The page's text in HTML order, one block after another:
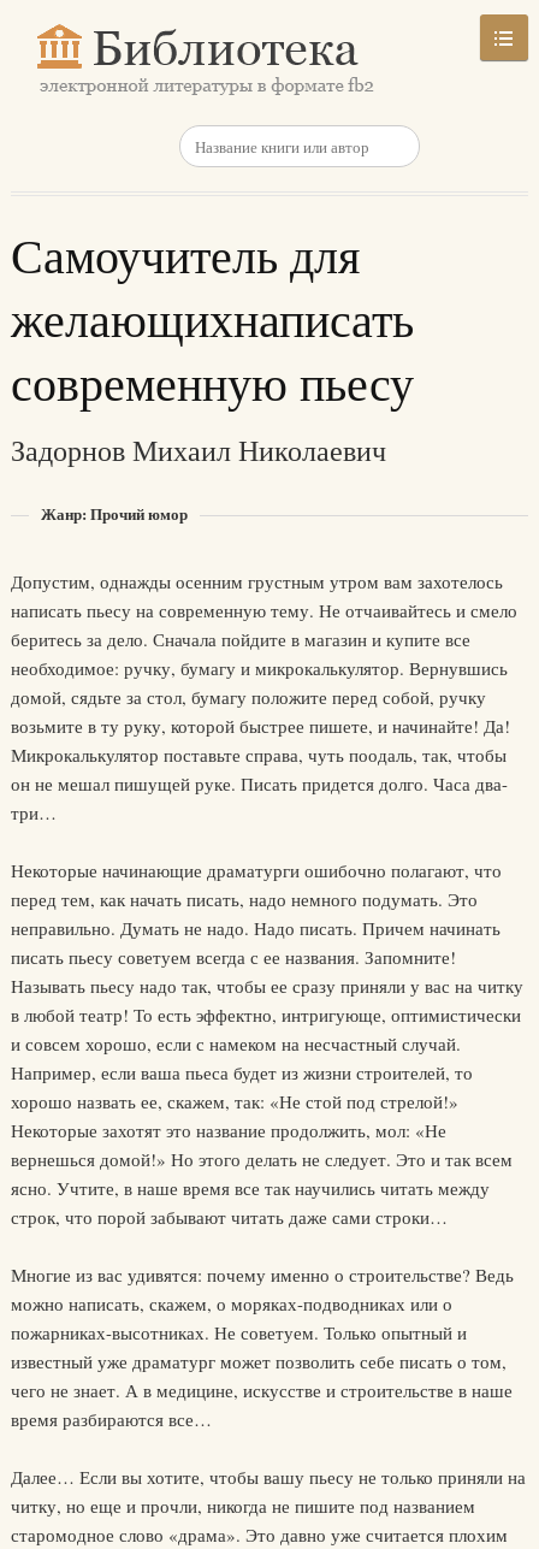
Самоучитель для
желающихнаписать
современную пьесу
Задорнов Михаил Николаевич
Жанр: Прочий юмор
Допустим, однажды осенним грустным утром вам захотелось
написать пьесу на современную тему. Не отчаивайтесь и смело
беритесь за дело. Сначала пойдите в магазин и купите все
необходимое: ручку, бумагу и микрокалькулятор. Вернувшись
домой, сядьте за стол, бумагу положите перед собой, ручку
возьмите в ту руку, которой быстрее пишете, и начинайте! Да!
Микрокалькулятор поставьте справа, чуть поодаль, так, чтобы
он не мешал пишущей руке. Писать придется долго. Часа два-
три…
Некоторые начинающие драматурги ошибочно полагают, что
перед тем, как начать писать, надо немного подумать. Это
неправильно. Думать не надо. Надо писать. Причем начинать
писать пьесу советуем всегда с ее названия. Запомните!
Называть пьесу надо так, чтобы ее сразу приняли у вас на читку
в любой театр! То есть эффектно, интригующе, оптимистически
и совсем хорошо, если с намеком на несчастный случай.
Например, если ваша пьеса будет из жизни строителей, то
хорошо назвать ее, скажем, так: «Не стой под стрелой!»
Некоторые захотят это название продолжить, мол: «Не
вернешься домой!» Но этого делать не следует. Это и так всем
ясно. Учтите, в наше время все так научились читать между
строк, что порой забывают читать даже сами строки…
Многие из вас удивятся: почему именно о строительстве? Ведь
можно написать, скажем, о моряках-подводниках или о
пожарниках-высотниках. Не советуем. Только опытный и
известный уже драматург может позволить себе писать о том,
чего не знает. А в медицине, искусстве и строительстве в наше
время разбираются все…
Далее… Если вы хотите, чтобы вашу пьесу не только приняли на
читку, но еще и прочли, никогда не пишите под названием
старомодное слово «драма». Это давно уже считается плохим